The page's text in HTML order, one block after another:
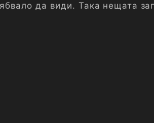
да види. Така нещата